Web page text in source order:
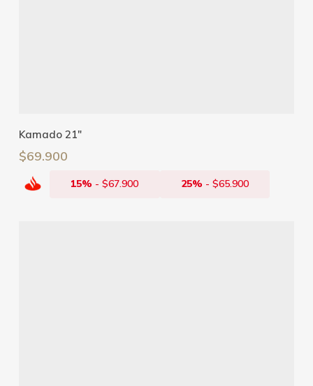
Kamado 21″
$69.900
15% -$67.900 25% - $65.900